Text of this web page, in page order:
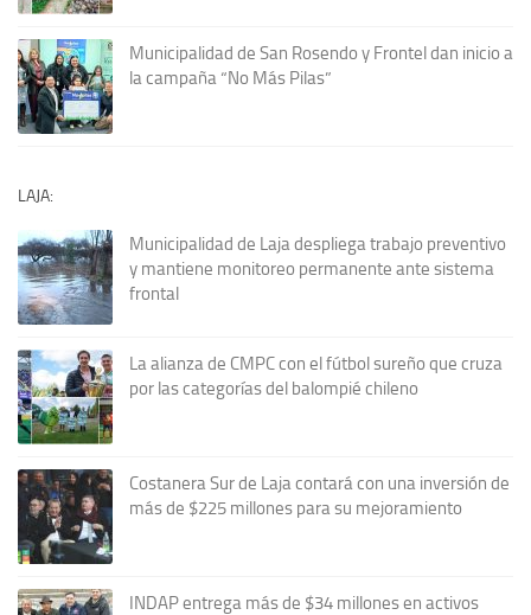
Municipalidad de San Rosendo y Frontel dan inicio a
la campaña “No Más Pilas”
LAJA:
Municipalidad de Laja despliega trabajo preventivo
y mantiene monitoreo permanente ante sistema
frontal
La alianza de CMPC con el fútbol sureño que cruza
por las categorías del balompié chileno
Costanera Sur de Laja contará con una inversión de
más de $225 millones para su mejoramiento
INDAP entrega más de $34 millones en activos